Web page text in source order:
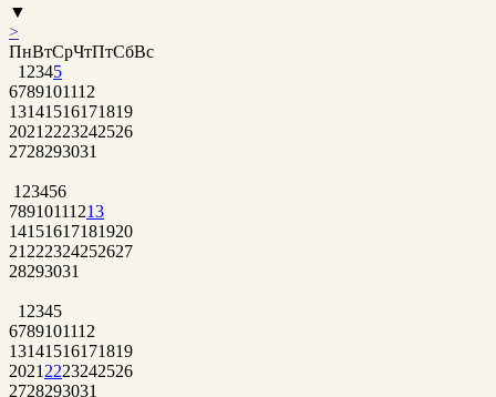
▼
>
ПнВтСрЧтПтСбВс
1 2345
6789101112
13141516171819
2021 2223242526
2728293031
1 23456
78910111213
14151617181920
21 222324252627
28293031
1 2345
6789101112
13141516171819
2021 2223242526
2728293031